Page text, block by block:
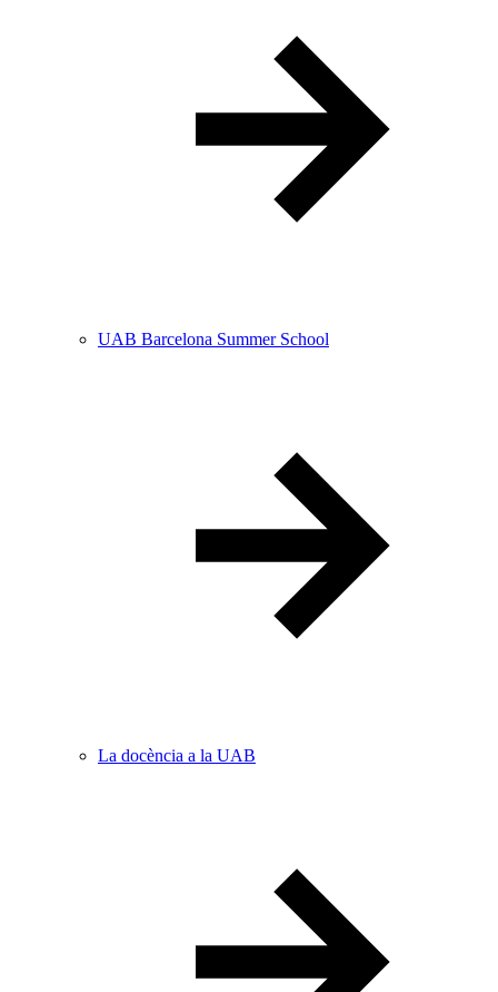
UAB Barcelona Summer School
La docència a la UAB